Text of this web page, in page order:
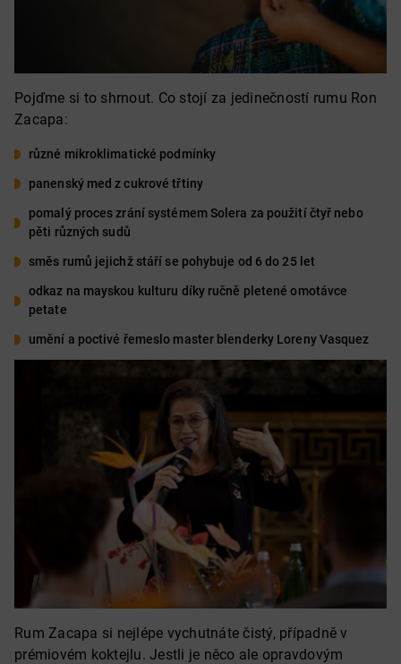
Pojďme si to shrnout. Co stojí za jedinečností rumu Ron
Zacapa:
různé mikroklimatické podmínky
panenský med z cukrové třtiny
pomalý proces zrání systémem Solera za použití čtyř nebo
pěti různých sudů
směs rumů jejichž stáří se pohybuje od 6 do 25 let
odkaz na mayskou kulturu díky ručně pletené omotávce
petate
umění a poctivé řemeslo master blenderky Loreny Vasquez
Rum Zacapa si nejlépe vychutnáte čistý, případně v
prémiovém koktejlu. Jestli je něco ale opravdovým